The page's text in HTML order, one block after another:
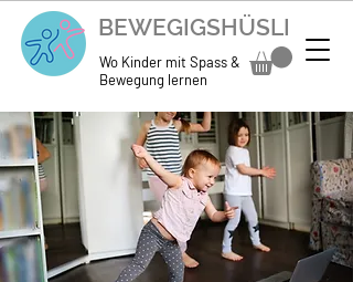
BEWEGIGSHÜSLI
Wo Kinder mit Spass &
Bewegung lernen